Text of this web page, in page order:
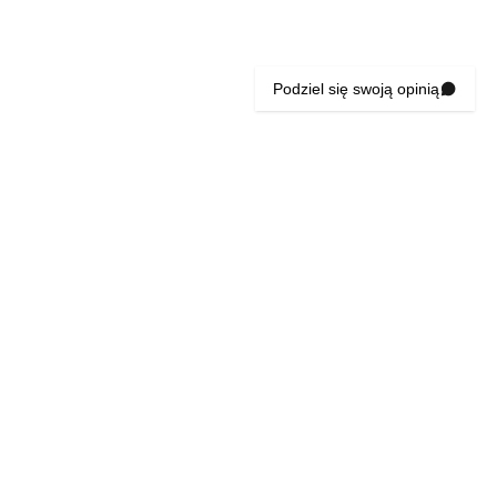
Podziel się swoją opinią